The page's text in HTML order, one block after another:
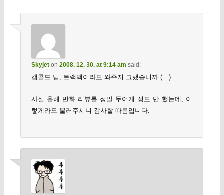
Skyjeton 2008. 12. 30. at 9:14 am said:
캡콜드 님, 트랙백이라도 쏴주지 그랬습니까 (…)
사실 올해 만화 리뷰를 정말 두어개 정도 만 했는데, 이
렇게라도 불러주시니 감사할 따름입니다.